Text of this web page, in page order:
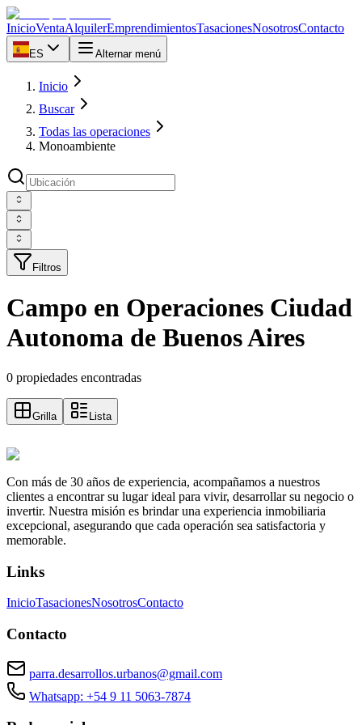
InicioVentaAlquilerEmprendimientosTasacionesNosotrosContacto
ES Alternar menú
Inicio
Buscar
Todas las operaciones
Monoambiente
Filtros
Campo en Operaciones Ciudad
Autonoma de Buenos Aires
0 propiedades encontradas
Grilla Lista
Con más de 30 años de experiencia, acompañamos a nuestros
clientes a encontrar su lugar ideal para vivir, desarrollar su negocio o
invertir. Nuestra misión es brindar una experiencia inmobiliaria
excepcional, asegurando que cada operación sea satisfactoria y
memorable.
Links
InicioTasacionesNosotrosContacto
Contacto
parra.desarrollos.urbanos@gmail.com
Whatsapp: +54 9 11 5063-7874